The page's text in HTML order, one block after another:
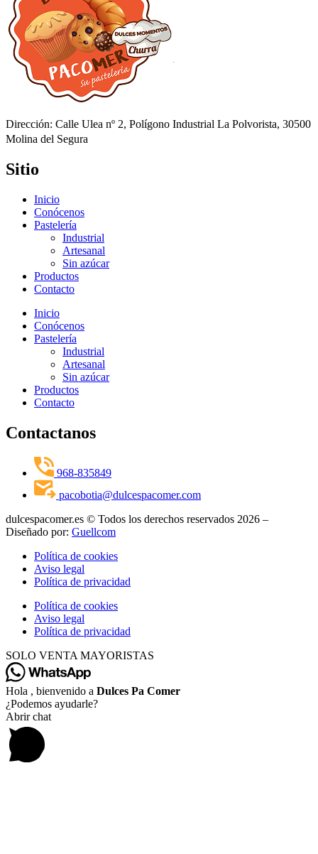
Dirección: Calle Ulea nº 2, Polígono Industrial La Polvorista, 30500
Molina del Segura
Sitio
Inicio
Conócenos
Pastelería
Industrial
Artesanal
Sin azúcar
Productos
Contacto
Inicio
Conócenos
Pastelería
Industrial
Artesanal
Sin azúcar
Productos
Contacto
Contactanos
968-835849
pacobotia@dulcespacomer.com
dulcespacomer.es © Todos los derechos reservados 2026 –
Diseñado por: Guellcom
Política de cookies
Aviso legal
Política de privacidad
Política de cookies
Aviso legal
Política de privacidad
SOLO VENTA MAYORISTAS
Hola , bienvenido a Dulces Pa Comer
¿Podemos ayudarle?
Abrir chat